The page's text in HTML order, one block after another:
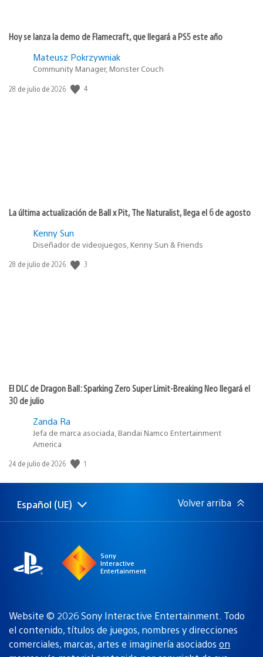
Hoy se lanza la demo de Flamecraft, que llegará a PS5 este año
Mateusz Pokrzywniak
Community Manager, Monster Couch
Fecha
28 de julio de 2026 4
La última actualización de Ball x Pit, The Naturalist, llega el 6 de agosto
Kenny Sun
Diseñador de videojuegos, Kenny Sun & Friends
Fecha
28 de julio de 2026 3
El DLC de Dragon Ball: Sparking Zero Super Limit-Breaking Neo llegará el
30 de julio
Zanda Ra
Jefa de marca asociada, Bandai Namco Entertainment
America
Fecha
publicación:
24 de julio de 2026 1
Selecciona
Región
Español (UE) Volver arriba
Sony
Interactive
Entertainment
Website © 2026 Sony Interactive Entertainment. Todo
el contenido, títulos de juegos, nombres y direcciones
comerciales, marcas, artes e imaginería asociados on